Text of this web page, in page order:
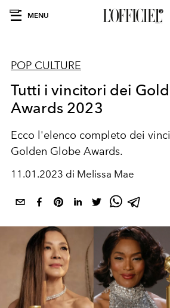
MENU
POP CULTURE
Tutti i vincitori dei
Awards 2023
Ecco l'elenco completo dei
Golden Globe Awards.
11.01.2023 di Melissa Mae